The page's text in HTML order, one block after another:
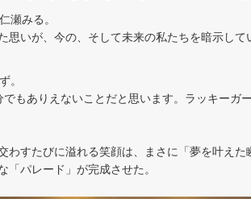
瀬みる。
思いが、今の、そして未来の私たちを暗示し
。
でもありえないことだと思います。ラッキー
わすたびに溢れる笑顔は、まさに「夢を叶え
「パレード」が完成させた。